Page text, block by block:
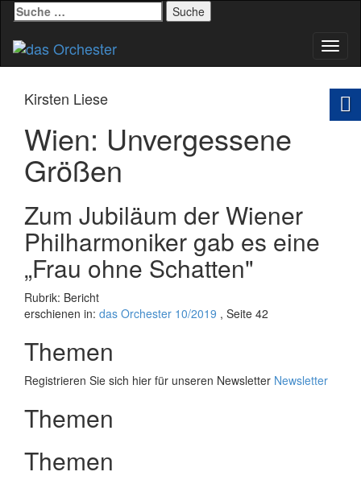
Suche
nach:
Kirsten Liese
Wien: Unvergessene
Größen
Zum Jubiläum der Wiener
Philharmoniker gab es eine
„Frau ohne Schatten"
Rubrik: Bericht
erschienen in: das Orchester 10/2019 , Seite 42
Themen
Registrieren Sie sich hier für unseren Newsletter Newsletter
Themen
Themen